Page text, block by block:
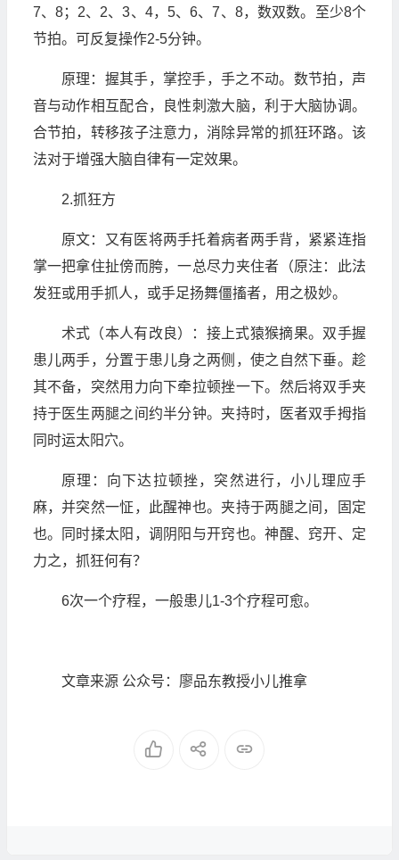
7、8；2、2、3、4，5、6、7、8，数双数。至少8个
节拍。可反复操作2-5分钟。
原理：握其手，掌控手，手之不动。数节拍，声
音与动作相互配合，良性刺激大脑，利于大脑协调。
合节拍，转移孩子注意力，消除异常的抓狂环路。该
法对于增强大脑自律有一定效果。
2.抓狂方
原文：又有医将两手托着病者两手背，紧紧连指
掌一把拿住扯傍而胯，一总尽力夹住者（原注：此法
发狂或用手抓人，或手足扬舞僵搐者，用之极妙。
术式（本人有改良）：接上式猿猴摘果。双手握
患儿两手，分置于患儿身之两侧，使之自然下垂。趁
其不备，突然用力向下牵拉顿挫一下。然后将双手夹
持于医生两腿之间约半分钟。夹持时，医者双手拇指
同时运太阳穴。
原理：向下达拉顿挫，突然进行，小儿理应手
麻，并突然一怔，此醒神也。夹持于两腿之间，固定
也。同时揉太阳，调阴阳与开窍也。神醒、窍开、定
力之，抓狂何有？
6次一个疗程，一般患儿1-3个疗程可愈。
文章来源 公众号：廖品东教授小儿推拿